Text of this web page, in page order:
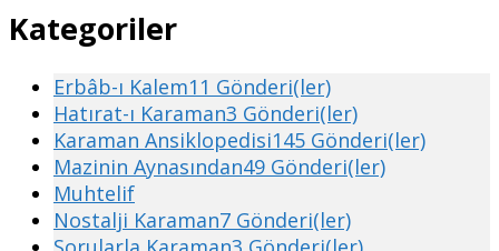
Kategoriler
Erbâb-ı Kalem11 Gönderi(ler)
Hatırat-ı Karaman3 Gönderi(ler)
Karaman Ansiklopedisi145 Gönderi(ler)
Mazinin Aynasından49 Gönderi(ler)
Muhtelif
Nostalji Karaman7 Gönderi(ler)